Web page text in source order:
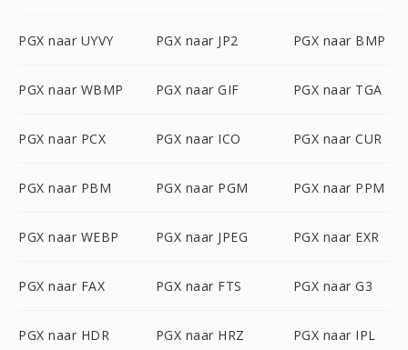
PGX naar UYVY PGX naar JP2 PGX naar BMP
PGX naar WBMP PGX naar GIF PGX naar TGA
PGX naar PCX PGX naar ICO PGX naar CUR
PGX naar PBM PGX naar PGM PGX naar PPM
PGX naar WEBP PGX naar JPEG PGX naar EXR
PGX naar FAX PGX naar FTS PGX naar G3
PGX naar HDR PGX naar HRZ PGX naar IPL